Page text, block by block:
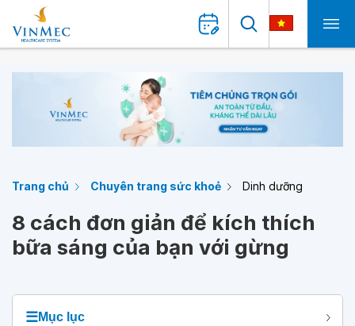
Trang chủ Chuyên trang sức khoẻ Dinh dưỡng
8 cách đơn giản để kích thích
bữa sáng của bạn với gừng
☰Mục lục